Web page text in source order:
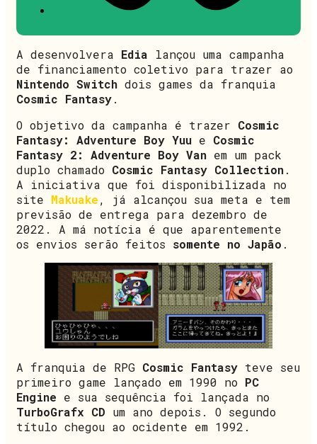
A desenvolvera Edia lançou uma campanha
de financiamento coletivo para trazer ao
Nintendo Switch dois games da franquia
Cosmic Fantasy.
O objetivo da campanha é trazer Cosmic
Fantasy: Adventure Boy Yuu e Cosmic
Fantasy 2: Adventure Boy Van em um pack
duplo chamado Cosmic Fantasy Collection.
A iniciativa que foi disponibilizada no
site Makuake, já alcançou sua meta e tem
previsão de entrega para dezembro de
2022. A má notícia é que aparentemente
os envios serão feitos somente no Japão .
A franquia de RPG Cosmic Fantasy teve seu
primeiro game lançado em 1990 no PC
Engine e sua sequência foi lançada no
TurboGrafx CD um ano depois. O segundo
título chegou ao ocidente em 1992.